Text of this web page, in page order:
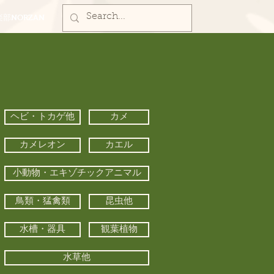
ヘビ・トカゲ他 カメ
カメレオン カエル
小動物・エキゾチックアニマル
鳥類・猛禽類 昆虫他
水槽・器具 観葉植物
水草他